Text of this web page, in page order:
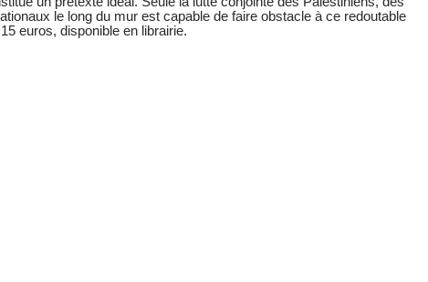
le long du mur est capable de faire obstacle à ce redoutable
euros, disponible en librairie.